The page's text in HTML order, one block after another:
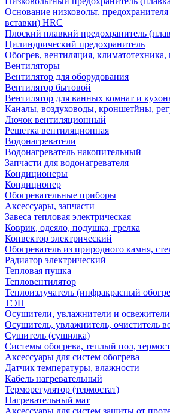
Основание низковольт.
вставки) HRC
Плоский плавкий предохранитель
Цилиндрический предохранитель
Обогрев, вентиляция, климатотехника,
Вентиляторы
Вентилятор для оборудования
Вентилятор бытовой
Вентилятор для ванных комнат и
Каналы, воздуховоды, кроншетйны,
Лючок вентиляционный
Решетка вентиляционная
Водонагреватели
Водонагреватель накопительный
Запчасти для водонагревателя
Кондиционеры
Кондиционер
Обогревательные приборы
Аксессуары, запчасти
Завеса тепловая электрическая
Коврик, одеяло, подушка, грелка
Конвектор электрический
Обогреватель из природного камня,
Радиатор электрический
Тепловая пушка
Тепловентилятор
Теплоизлучатель (инфракрасный
ТЭН
Осушители, увлажнители и освежители
Осушитель, увлажнитель, очиститель
Сушитель (сушилка)
Системы обогрева, теплый пол,
Аксессуары для систем обогрева
Датчик температуры, влажности
Кабель нагревательный
Терморегулятор (термостат)
Нагревательный мат
Аксессуары для систем защиты от